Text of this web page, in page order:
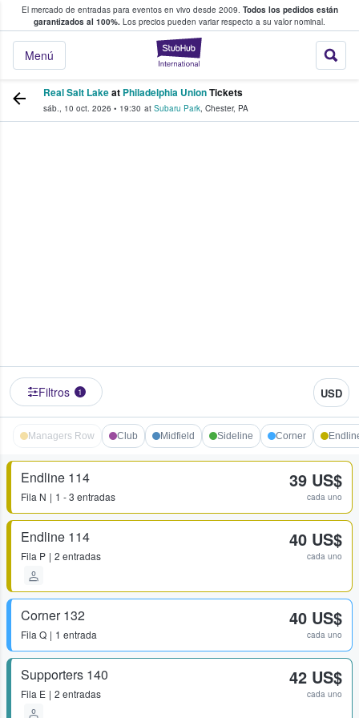
El mercado de entradas para eventos en vivo desde 2009. Todos los pedidos están
garantizados al 100%. Los precios pueden variar respecto a su valor nominal.
StubHub:
Menú
y venta de entradas entre fans
Real Salt Lakeat Philadelphia UnionTickets
sáb., 10 oct. 2026 • 19:30 at Subaru Park, Chester, PA
Filtros 1 USD
Managers Row Club Midfield Sideline Corner
Endline 114
Fila N 1 - 3 entradas
39 US$
cada uno
Endline 114
Fila P 2 entradas
40 US$
cada uno
Corner 132
Fila Q 1 entrada
40 US$
cada uno
Supporters 140
Fila E 2 entradas
42 US$
cada uno